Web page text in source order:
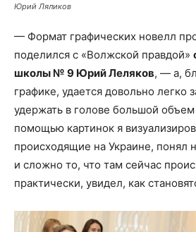
Юрий Ляликов
— Формат графических новелл
поделился с «Волжской правдой»
школы № 9 Юрий Леляков, — а,
графике, удается довольно легко
удержать в голове большой
помощью картинок я
происходящие на Украине, понял
и сложно то, что там сейчас
практически, увидел, как